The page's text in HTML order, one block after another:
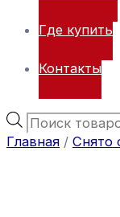
Где купить
Контакты
Главная / Снято